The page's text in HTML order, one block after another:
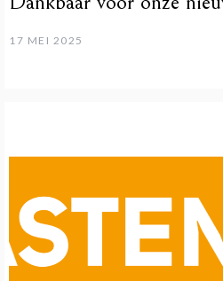
17 MEI 2025